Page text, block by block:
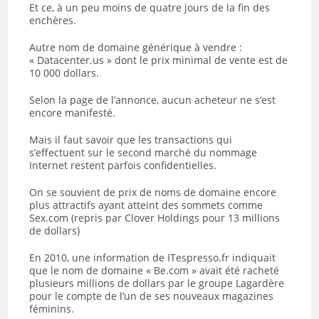
Et ce, à un peu moins de quatre jours de la fin des
enchères.
Autre nom de domaine générique à vendre :
« Datacenter.us » dont le prix minimal de vente est de
10 000 dollars.
Selon la page de l’annonce, aucun acheteur ne s’est
encore manifesté.
Mais il faut savoir que les transactions qui
s’effectuent sur le second marché du nommage
Internet restent parfois confidentielles.
On se souvient de prix de noms de domaine encore
plus attractifs ayant atteint des sommets comme
Sex.com (repris par Clover Holdings pour 13 millions
de dollars)
En 2010, une information de ITespresso.fr indiquait
que le nom de domaine « Be.com » avait été racheté
plusieurs millions de dollars par le groupe Lagardère
pour le compte de l’un de ses nouveaux magazines
féminins.